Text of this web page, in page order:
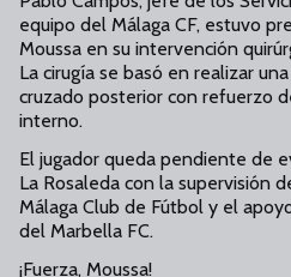
equipo del Málaga CF, estuvo
Moussa en su intervención
La cirugía se basó en realizar
cruzado posterior con refuerzo
interno.
El jugador queda pendiente de
La Rosaleda con la supervisión
Málaga Club de Fútbol y el
del Marbella FC.
¡Fuerza, Moussa!